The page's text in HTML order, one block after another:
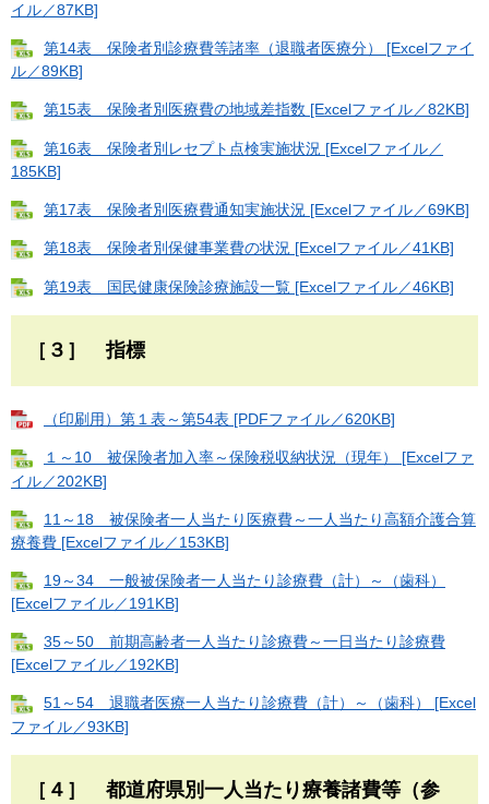
イル／87KB]
第14表 保険者別診療費等諸率（退職者医療分） [Excelファイ
ル／89KB]
第15表 保険者別医療費の地域差指数 [Excelファイル／82KB]
第16表 保険者別レセプト点検実施状況 [Excelファイル／
185KB]
第17表 保険者別医療費通知実施状況 [Excelファイル／69KB]
第18表 保険者別保健事業費の状況 [Excelファイル／41KB]
第19表 国民健康保険診療施設一覧 [Excelファイル／46KB]
［３］ 指標
（印刷用）第１表～第54表 [PDFファイル／620KB]
１～10 被保険者加入率～保険税収納状況（現年） [Excelファ
イル／202KB]
11～18 被保険者一人当たり医療費～一人当たり高額介護合算
療養費 [Excelファイル／153KB]
19～34 一般被保険者一人当たり診療費（計）～（歯科）
[Excelファイル／191KB]
35～50 前期高齢者一人当たり診療費～一日当たり診療費
[Excelファイル／192KB]
51～54 退職者医療一人当たり診療費（計）～（歯科） [Excel
ファイル／93KB]
［４］ 都道府県別一人当たり療養諸費等（参